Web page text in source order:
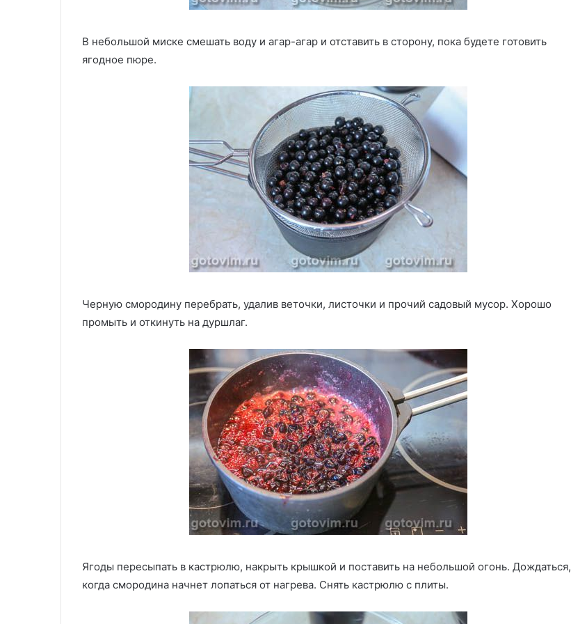
В небольшой миске смешать воду и агар-агар и отставить в сторону, пока будете готовить
ягодное пюре.
Черную смородину перебрать, удалив веточки, листочки и прочий садовый мусор. Хорошо
промыть и откинуть на дуршлаг.
Ягоды пересыпать в кастрюлю, накрыть крышкой и поставить на небольшой огонь. Дождаться,
когда смородина начнет лопаться от нагрева. Снять кастрюлю с плиты.